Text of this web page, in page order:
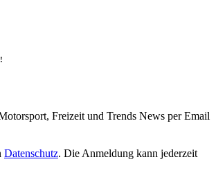
Freizeit und Trends News per Email
Datenschutz. Die Anmeldung kann jederzeit